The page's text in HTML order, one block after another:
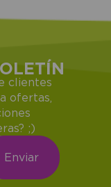
clientes
ofertas,
;)